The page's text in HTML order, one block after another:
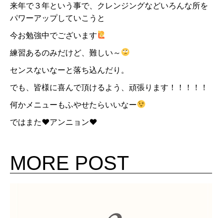
来年で３年という事で、クレンジングなどいろんな所を
パワーアップしていこうと
今お勉強中でございます
練習あるのみだけど、難しい～
センスないなーと落ち込んだり。
でも、皆様に喜んで頂けるよう、頑張ります！！！！！
何かメニューもふやせたらいいなー
ではまた♥アンニョン♥
MORE POST